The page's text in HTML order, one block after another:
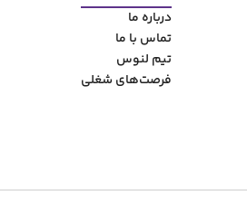
درباره ما
تماس با ما
تیم لنوس
فرصت‌های شغلی